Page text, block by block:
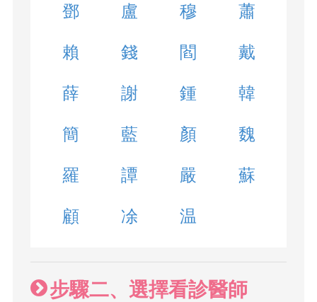
鄧 盧 穆 蕭
賴 錢 閻 戴
薛 謝 鍾 韓
簡 藍 顏 魏
羅 譚 嚴 蘇
顧 凃 温
步驟二、選擇看診醫師